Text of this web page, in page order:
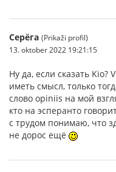
Серёга (Prikaži profil)
13. oktober 2022 19:21:15
Ну да, если сказать Kio?
иметь смысл, только
слово opiniis на мой
кто на эсперанто
с трудом понимаю, что
не дорос ещё